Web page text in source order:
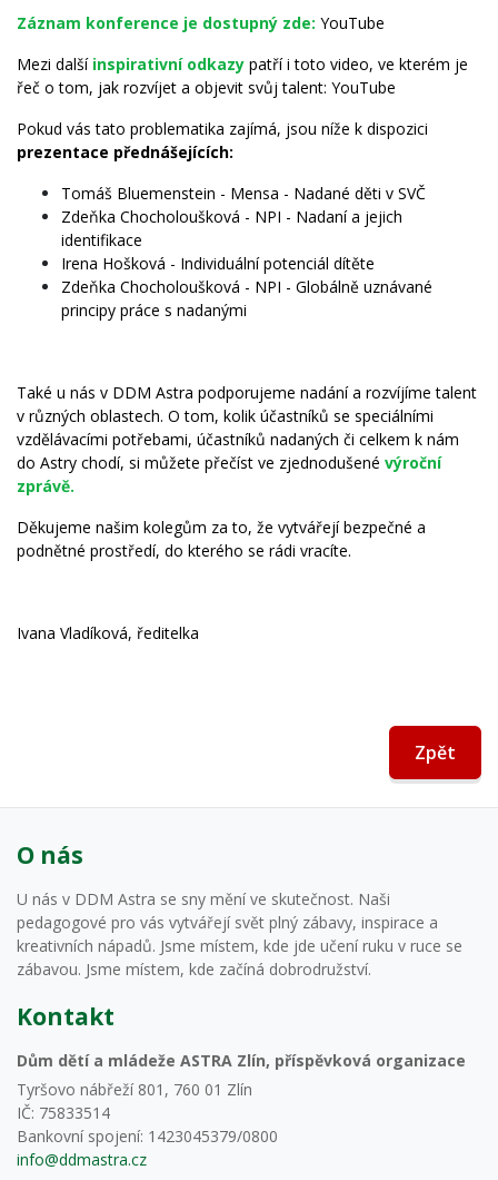
Záznam konference je dostupný zde: YouTube
Mezi další inspirativní odkazy patří i toto video, ve kterém je
řeč o tom, jak rozvíjet a objevit svůj talent: YouTube
Pokud vás tato problematika zajímá, jsou níže k dispozici
prezentace přednášejících:
Tomáš Bluemenstein - Mensa - Nadané děti v SVČ
Zdeňka Chocholoušková - NPI - Nadaní a jejich
identifikace
Irena Hošková - Individuální potenciál dítěte
Zdeňka Chocholoušková - NPI - Globálně uznávané
principy práce s nadanými
Také u nás v DDM Astra podporujeme nadání a rozvíjíme talent
v různých oblastech. O tom, kolik účastníků se speciálními
vzdělávacími potřebami, účastníků nadaných či celkem k nám
do Astry chodí, si můžete přečíst ve zjednodušené výroční
zprávě.
Děkujeme našim kolegům za to, že vytvářejí bezpečné a
podnětné prostředí, do kterého se rádi vracíte.
Ivana Vladíková, ředitelka
Zpět
O nás
U nás v DDM Astra se sny mění ve skutečnost. Naši
pedagogové pro vás vytvářejí svět plný zábavy, inspirace a
kreativních nápadů. Jsme místem, kde jde učení ruku v ruce se
zábavou. Jsme místem, kde začíná dobrodružství.
Kontakt
Dům dětí a mládeže ASTRA Zlín, příspěvková organizace
Tyršovo nábřeží 801, 760 01 Zlín
IČ: 75833514
Bankovní spojení: 1423045379/0800
info@ddmastra.cz